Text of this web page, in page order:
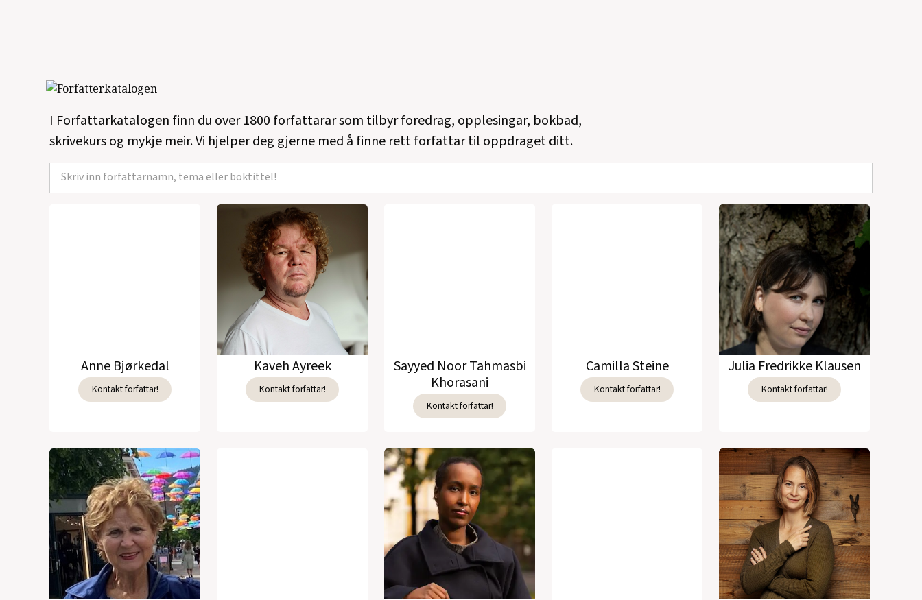
I Forfattarkatalogen finn du over 1800 forfattarar som tilbyr foredrag, opplesingar, bokbad,
skrivekurs og mykje meir. Vi hjelper deg gjerne med å finne rett forfattar til oppdraget ditt.
Anne Bjørkedal
Kontakt forfattar!
Kaveh Ayreek
Kontakt forfattar!
Sayyed Noor Tahmasbi
Khorasani
Kontakt forfattar!
Camilla Steine
Kontakt forfattar!
Julia Fredrikke Klausen
Kontakt forfattar!